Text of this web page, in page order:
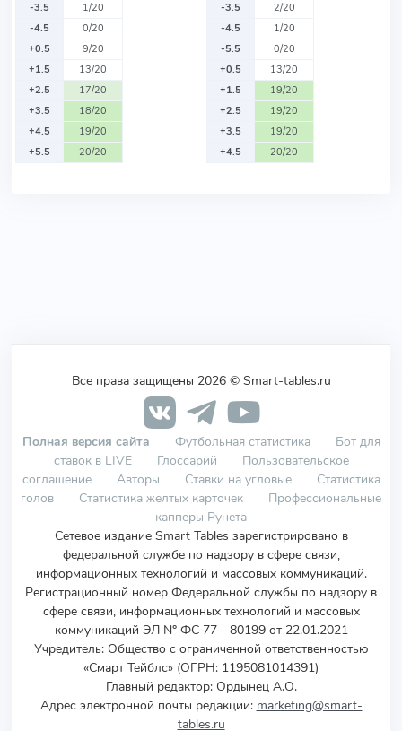
-3.5
1/20
-4.5
0/20
+0.5
9/20
+1.5
13/20
+2.5
17/20
+3.5
18/20
+4.5
19/20
+5.5
20/20
-3.5
2/20
-4.5
1/20
-5.5
0/20
+0.5
13/20
+1.5
19/20
+2.5
19/20
+3.5
19/20
+4.5
20/20
Все права защищены 2026 © Smart-tables.ru
Полная версия сайта Футбольная статистика
Бот для
ставок в LIVE
Глоссарий
Пользовательское
соглашение
Авторы Ставки на угловые
Статистика
голов
Статистика желтых карточек
Профессиональные
капперы Рунета
Сетевое издание Smart Tables зарегистрировано в
федеральной службе по надзору в сфере связи,
информационных технологий и массовых коммуникаций.
Регистрационный номер Федеральной службы по надзору в
сфере связи, информационных технологий и массовых
коммуникаций ЭЛ № ФС 77 - 80199 от 22.01.2021
Учредитель: Общество с ограниченной ответственностью
«Смарт Тейблс» (ОГРН: 1195081014391)
Главный редактор: Ордынец А.О.
Адрес электронной почты редакции: marketing@smart-
tables.ru